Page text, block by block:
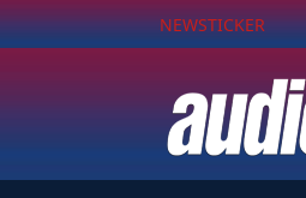
NEWSTICKER